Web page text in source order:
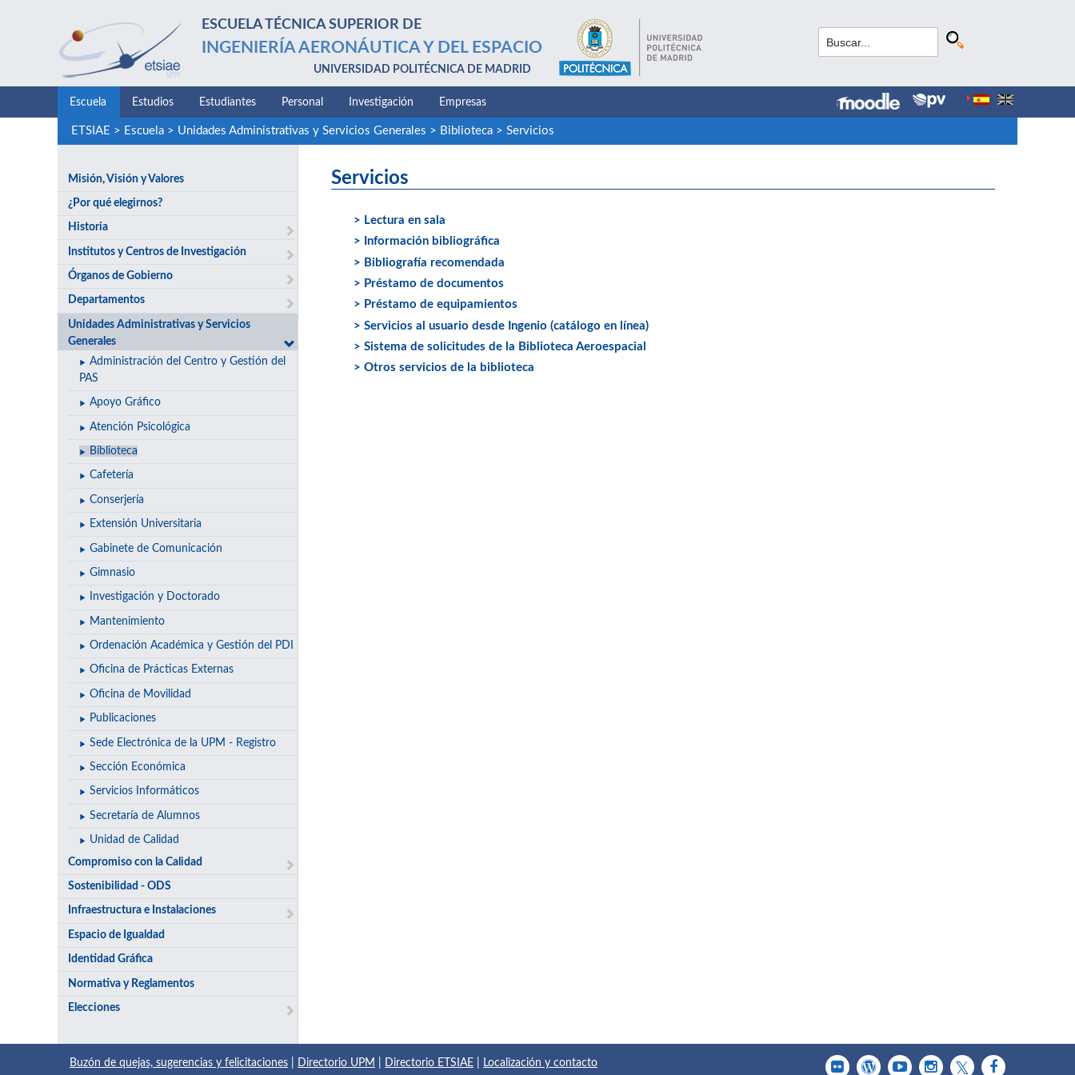
ESCUELA TÉCNICA SUPERIOR DE
INGENIERÍA AERONÁUTICA Y DEL ESPACIO
UNIVERSIDAD POLITÉCNICA DE MADRID
Escuela Estudios Estudiantes Personal Investigación Empresas
ETSIAE > Escuela> Unidades Administrativas y Servicios Generales > Biblioteca> Servicios
Misión, Visión y Valores
¿Por qué elegirnos?
Historia
Institutos y Centros de Investigación
Órganos de Gobierno
Departamentos
Unidades Administrativas y Servicios
Generales
Administración del Centro y Gestión del
PAS
Apoyo Gráfico
Atención Psicológica
Biblioteca
Cafetería
Conserjería
Extensión Universitaria
Gabinete de Comunicación
Gimnasio
Investigación y Doctorado
Mantenimiento
Ordenación Académica y Gestión del PDI
Oficina de Prácticas Externas
Oficina de Movilidad
Publicaciones
Sede Electrónica de la UPM - Registro
Sección Económica
Servicios Informáticos
Secretaría de Alumnos
Unidad de Calidad
Compromiso con la Calidad
Sostenibilidad - ODS
Infraestructura e Instalaciones
Espacio de Igualdad
Identidad Gráfica
Normativa y Reglamentos
Elecciones
Servicios
> Lectura en sala
> Información bibliográfica
> Bibliografía recomendada
> Préstamo de documentos
> Préstamo de equipamientos
> Servicios al usuario desde Ingenio (catálogo en línea)
> Sistema de solicitudes de la Biblioteca Aeroespacial
> Otros servicios de la biblioteca
Buzón de quejas, sugerencias y felicitaciones Directorio UPM Directorio ETSIAE Localización y contacto